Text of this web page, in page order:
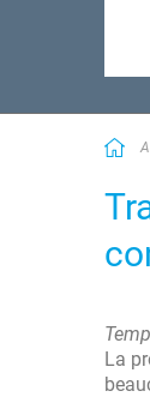
La